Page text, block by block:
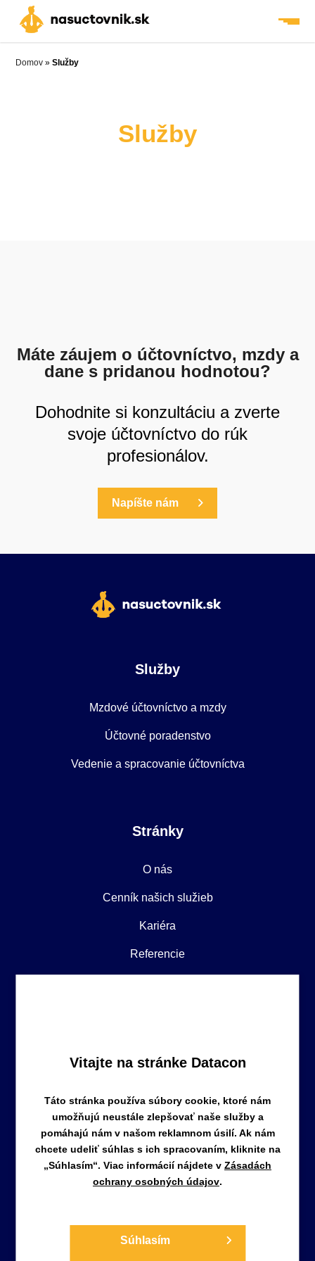
content
Domov »Služby
Služby
Máte záujem o účtovníctvo, mzdy a
dane s pridanou hodnotou?
Dohodnite si konzultáciu a zverte
svoje účtovníctvo do rúk
profesionálov.
Napíšte nám
Služby
Mzdové účtovníctvo a mzdy
Účtovné poradenstvo
Vedenie a spracovanie účtovníctva
Stránky
O nás
Cenník našich služieb
Kariéra
Referencie
DATACON a.s.
Staré záhrady 3, 821 05, Bratislava
Slovenská republika
+421 904 821 114
Vitajte na stránke Datacon
Táto stránka používa súbory cookie, ktoré nám
umožňujú neustále zlepšovať naše služby a
pomáhajú nám v našom reklamnom úsilí. Ak nám
chcete udeliť súhlas s ich spracovaním, kliknite na
„Súhlasím“. Viac informácií nájdete v Zásadách
ochrany osobných údajov.
Súhlasím